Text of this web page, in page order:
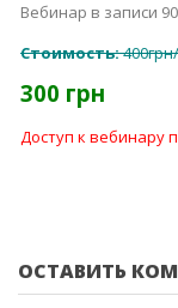
Вебинар в записи
Стоимость:
300 грн
Доступ к вебинару
ОСТАВИТЬ